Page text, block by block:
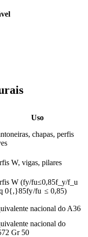
Uso
chapas, perfis
W, vigas, pilares
W (fy/fu≤0,85f_y/f_u
0{,}85fy/fu ≤ 0,85)
nacional do A36
nacional do
Gr 50